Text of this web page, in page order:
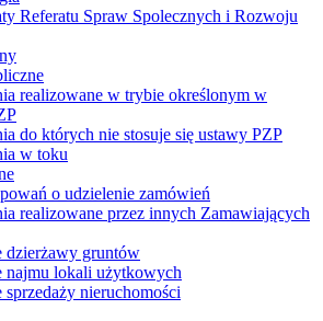
Referatu Spraw Spolecznych i Rozwoju
realizowane w trybie określonym w
do których nie stosuje się ustawy PZP
w toku
o udzielenie zamówień
realizowane przez innych Zamawiających
dzierżawy gruntów
najmu lokali użytkowych
sprzedaży nieruchomości